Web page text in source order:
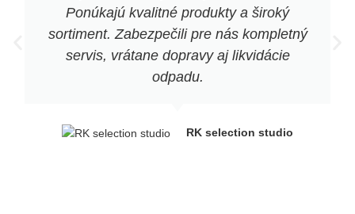
Ponúkajú kvalitné produkty a široký
sortiment. Zabezpečili pre nás kompletný
servis, vrátane dopravy aj likvidácie
odpadu.
RK selection studio